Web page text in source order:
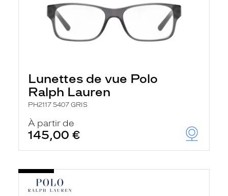
Lunettes de vue Polo
Ralph Lauren
PH2117 5407 GRIS
À partir de
145,00 €